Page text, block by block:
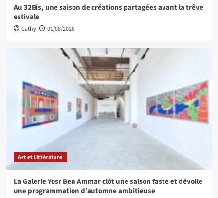
Au 32Bis, une saison de créations partagées avant la trêve
estivale
Cathy 01/08/2026
Art et Littérature
La Galerie Yosr Ben Ammar clôt une saison faste et dévoile
une programmation d’automne ambitieuse